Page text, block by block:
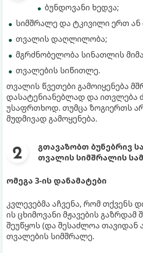
ბუნდოვანი ხედვა;
სიმშრალე და ტკივილი ერთ
თვალის დაღლილობა;
მგრძნობელობა სინათლის
თვალების სიწითლე.
თვალის წვეთები გამოიყენება
დასატენიანებლად და ითვლება
უსაფრთხოდ. თუმცა ზოგიერთს
მუდმივად გამოყენება.
გთავაზობთ ბუნებრივ
თვალის სიმშრალის
ომეგა 3-ის დანამატები
კვლევებმა აჩვენა, რომ თქვენს
ის ცხიმოვანი მჟავების გაზრდამ
შეუწყოს (და შესაძლოა თავიდან
თვალების სიმშრალე.